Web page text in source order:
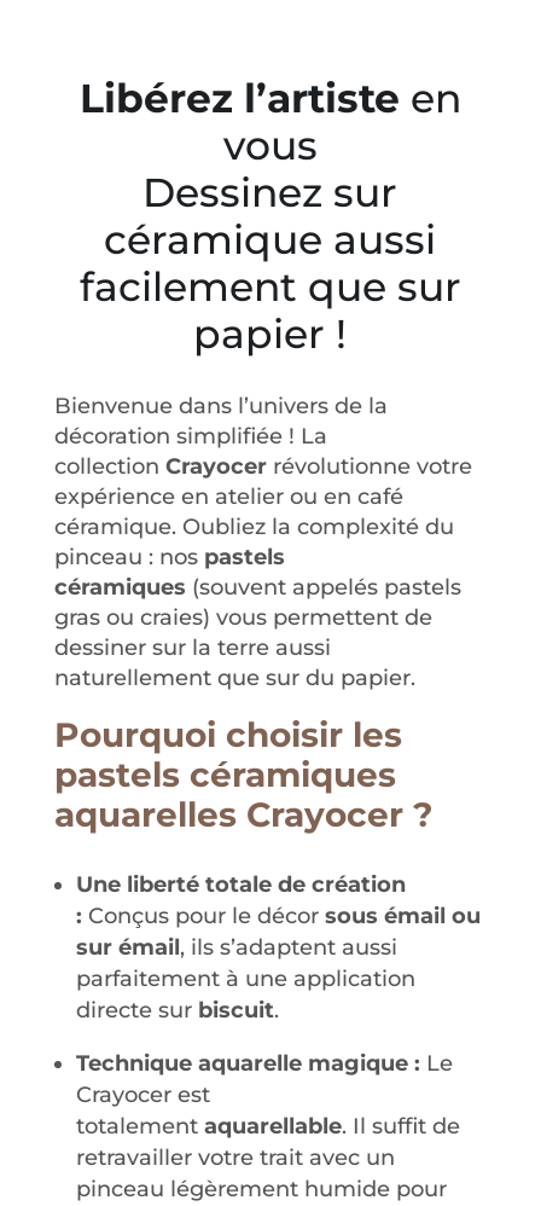
Libérez l’artiste en
vous
Dessinez sur
céramique aussi
facilement que sur
papier !
Bienvenue dans l’univers de la
décoration simplifiée ! La
collection Crayocerrévolutionne votre
expérience en atelier ou en café
céramique. Oubliez la complexité du
pinceau : nos pastels
céramiques (souvent appelés pastels
gras ou craies) vous permettent de
dessiner sur la terre aussi
naturellement que sur du papier.
Pourquoi choisir les
pastels céramiques
aquarelles Crayocer ?
Une liberté totale de création
: Conçus pour le décor sous émail ou
sur émail, ils s’adaptent aussi
parfaitement à une application
directe sur biscuit.
Technique aquarelle magique : Le
Crayocer est
totalement aquarellable. Il suffit de
retravailler votre trait avec un
pinceau légèrement humide pour